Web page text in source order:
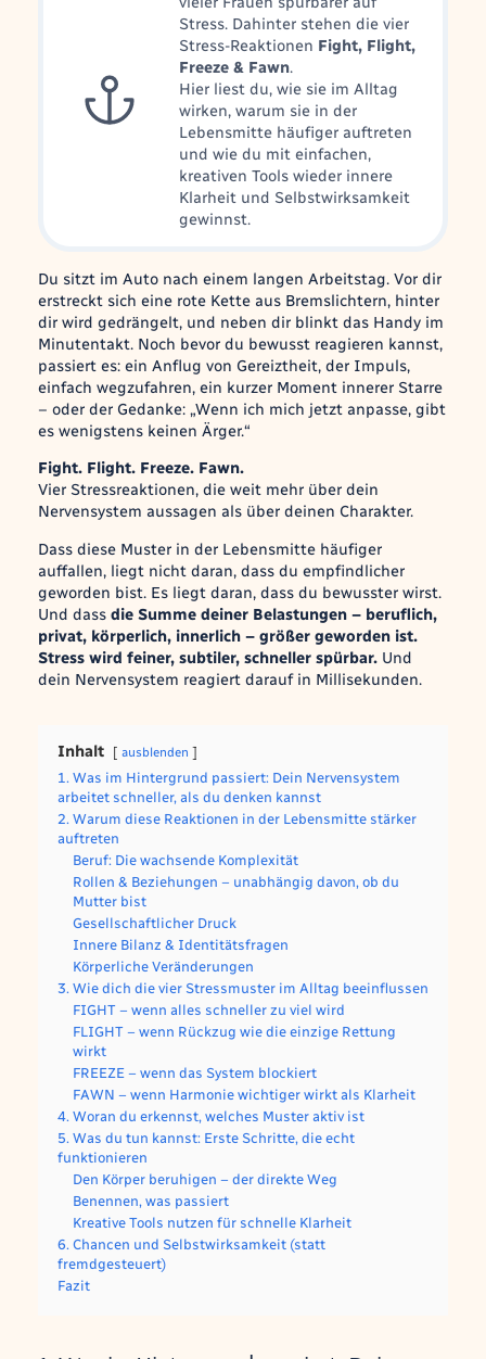
Stress. Dahinter stehen die vier
Stress-Reaktionen Fight, Flight,
Freeze & Fawn.
Hier liest du, wie sie im Alltag
wirken, warum sie in der
Lebensmitte häufiger auftreten
und wie du mit einfachen,
kreativen Tools wieder innere
Klarheit und Selbstwirksamkeit
gewinnst.
Du sitzt im Auto nach einem langen Arbeitstag. Vor dir
erstreckt sich eine rote Kette aus Bremslichtern, hinter
dir wird gedrängelt, und neben dir blinkt das Handy im
Minutentakt. Noch bevor du bewusst reagieren kannst,
passiert es: ein Anflug von Gereiztheit, der Impuls,
einfach wegzufahren, ein kurzer Moment innerer Starre
– oder der Gedanke: „Wenn ich mich jetzt anpasse, gibt
es wenigstens keinen Ärger.“
Fight. Flight. Freeze. Fawn.
Vier Stressreaktionen, die weit mehr über dein
Nervensystem aussagen als über deinen Charakter.
Dass diese Muster in der Lebensmitte häufiger
auffallen, liegt nicht daran, dass du empfindlicher
geworden bist. Es liegt daran, dass du bewusster wirst.
Und dass die Summe deiner Belastungen – beruflich,
privat, körperlich, innerlich – größer geworden ist.
Stress wird feiner, subtiler, schneller spürbar.Und
dein Nervensystem reagiert darauf in Millisekunden.
Inhalt ausblenden
1. Was im Hintergrund passiert: Dein Nervensystem
arbeitet schneller, als du denken kannst
2. Warum diese Reaktionen in der Lebensmitte stärker
auftreten
Beruf: Die wachsende Komplexität
Rollen & Beziehungen – unabhängig davon, ob du
Mutter bist
Gesellschaftlicher Druck
Innere Bilanz & Identitätsfragen
Körperliche Veränderungen
3. Wie dich die vier Stressmuster im Alltag beeinflussen
FIGHT – wenn alles schneller zu viel wird
FLIGHT – wenn Rückzug wie die einzige Rettung
wirkt
FREEZE – wenn das System blockiert
FAWN – wenn Harmonie wichtiger wirkt als Klarheit
4. Woran du erkennst, welches Muster aktiv ist
5. Was du tun kannst: Erste Schritte, die echt
funktionieren
Den Körper beruhigen – der direkte Weg
Benennen, was passiert
Kreative Tools nutzen für schnelle Klarheit
6. Chancen und Selbstwirksamkeit (statt
fremdgesteuert)
Fazit